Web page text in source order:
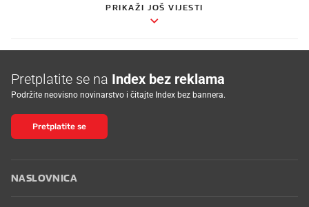
PRIKAŽI JOŠ VIJESTI
Pretplatite se na Index bez reklama
Podržite neovisno novinarstvo i čitajte Index bez bannera.
Pretplatite se
NASLOVNICA